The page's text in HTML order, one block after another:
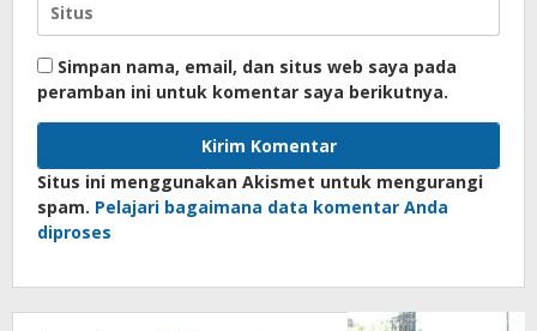
Simpan nama, email, dan situs web saya pada
peramban ini untuk komentar saya berikutnya.
Situs ini menggunakan Akismet untuk mengurangi
spam. Pelajari bagaimana data komentar Anda
diproses